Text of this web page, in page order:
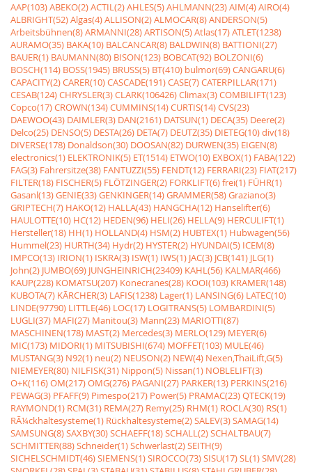
AAP(103)ABEKO(2)ACTIL(2)AHLES(5)AHLMANN(23)AIM(4)AIRO(4)
ALBRIGHT(52)Algas(4)ALLISON(2)ALMOCAR(8)ANDERSON(5)
Arbeitsbühnen(8)ARMANNI(28)ARTISON(5)Atlas(17)ATLET(1238)
AURAMO(35) BAKA(10) BALCANCAR(8) BALDWIN(8) BATTIONI(27)
BAUER(1) BAUMANN(80) BISON(123) BOBCAT(92) BOLZONI(6)
BOSCH(114) BOSS(1945) BRUSS(5) BT(410) bulmor(69)CANGARU(6)
CAPACITY(2)CARER(10)CASCADE(191)CASE(7)CATERPILLAR(171)
CESAB(124)CHRYSLER(3)CLARK(106426)Climax(3)COMBILIFT(123)
Copco(17)CROWN(134)CUMMINS(14)CURTIS(14)CVS(23)
DAEWOO(43) DAIMLER(3) DAN(2161) DATSUN(1) DECA(35) Deere(2)
Delco(25) DENSO(5) DESTA(26) DETA(7) DEUTZ(35) DIETEG(10)div(18)
DIVERSE(178) Donaldson(30) DOOSAN(82) DURWEN(35) EIGEN(8)
electronics(1) ELEKTRONIK(5) ET(1514) ETWO(10) EXBOX(1) FABA(122)
FAG(3) Fahrersitze(38) FANTUZZI(55) FENDT(12) FERRARI(23) FIAT(217)
FILTER(18) FISCHER(5) FLÖTZINGER(2) FORKLIFT(6)frei(1) FÜHR(1)
Gasanl(13)GENIE(33)GENKINGER(14)GRAMMER(58)Graziano(3)
GRIPTECH(7) HAKO(12) HALLA(43) HANGCHA(12) Hanselifter(6)
HAULOTTE(10) HC(12) HEDEN(96) HELI(26) HELLA(9) HERCULIFT(1)
Hersteller(18) HH(1) HOLLAND(4) HSM(2) HUBTEX(1) Hubwagen(56)
Hummel(23) HURTH(34) Hydr(2) HYSTER(2) HYUNDAI(5) ICEM(8)
IMPCO(13) IRION(1) ISKRA(3) ISW(1) IWS(1) JAC(3) JCB(141) JLG(1)
John(2) JUMBO(69) JUNGHEINRICH(23409) KAHL(56) KALMAR(466)
KAUP(228) KOMATSU(207) Konecranes(28) KOOI(103) KRAMER(148)
KUBOTA(7) KÃRCHER(3) LAFIS(1238) Lager(1) LANSING(6) LATEC(10)
LINDE(97790) LITTLE(46) LOC(17) LOGITRANS(5) LOMBARDINI(5)
LUGLI(37) MAFI(27) Manitou(3) Mann(23) MARIOTTI(87)
MASCHINEN(178) MAST(2) Mercedes(3) MERLO(129) MEYER(6)
MIC(173) MIDORI(1) MITSUBISHI(674) MOFFET(103) MULE(46)
MUSTANG(3) N92(1) neu(2) NEUSON(2) NEW(4) Nexen,ThaiLift,G(5)
NIEMEYER(80) NILFISK(31) Nippon(5) Nissan(1) NOBLELIFT(3)
O+K(116)OM(217)OMG(276) PAGANI(27) PARKER(13) PERKINS(216)
PEWAG(3) PFAFF(9) Pimespo(217) Power(5) PRAMAC(23)QTECK(19)
RAYMOND(1) RCM(31) REMA(27) Remy(25) RHM(1) ROCLA(30) RS(1)
RÃ¼ckhaltesysteme(1) Rückhaltesysteme(2)SALEV(3)SAMAG(14)
SAMSUNG(8)SAXBY(30)SCHAEFF(18)SCHALL(2)SCHALTBAU(7)
SCHMITTER(88)Schneider(1)Schwerlast(2)SEITH(9)
SICHELSCHMIDT(46)SIEMENS(1)SIROCCO(73)SISU(17)SL(1)SMV(28)